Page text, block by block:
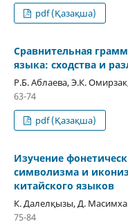
pdf (Қазақша)
Сравнительная
языка: сходства и
Р.Б. Аблаева, Э.К.
63-74
pdf (Қазақша)
Изучение
символизма и
китайского языков
К. Далелқызы, Д.
75-84